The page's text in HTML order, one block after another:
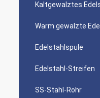
Kaltgewalztes
Warm gewalzte
Edelstahlspule
Edelstahl-Streifen
SS-Stahl-Rohr